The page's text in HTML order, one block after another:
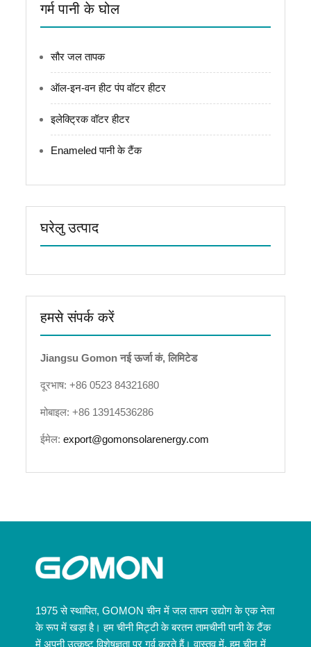
गर्म पानी के घोल
सौर जल तापक
ऑल-इन-वन हीट पंप वॉटर हीटर
इलेक्ट्रिक वॉटर हीटर
Enameled पानी के टैंक
घरेलु उत्पाद
हमसे संपर्क करें
Jiangsu Gomon नई ऊर्जा कं, लिमिटेड
दूरभाष: +86 0523 84321680
मोबाइल: +86 13914536286
ईमेल:export@gomonsolarenergy.com
1975 से स्थापित, GOMON चीन में जल तापन उद्योग के एक नेता
के रूप में खड़ा है। हम चीनी मिट्टी के बरतन तामचीनी पानी के टैंक
में अपनी उत्कृष्ट विशेषज्ञता पर गर्व करते हैं। वास्तव में, हम चीन में